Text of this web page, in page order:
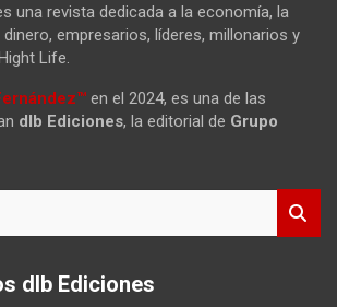
una revista dedicada a la economía, la
empresarios, líderes, millonarios y
Life.
en el 2024, es una de las
dlb Ediciones, la editorial de Grupo
dlb Ediciones